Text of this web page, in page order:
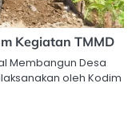
Kegiatan TMMD
Membangun Desa
oleh Kodim